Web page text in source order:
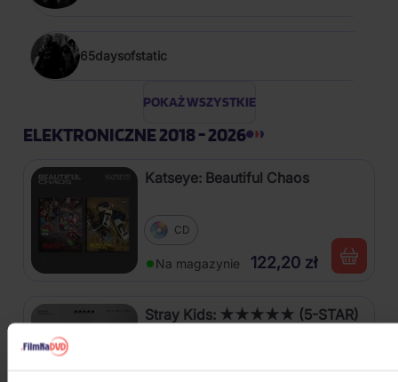
65daysofstatic
POKAŻ WSZYSTKIE
ELEKTRONICZNE 2018 - 2026
Katseye: Beautiful Chaos
CD
Na magazynie 122,20 zł
Stray Kids: ★★★★★ (5-STAR)